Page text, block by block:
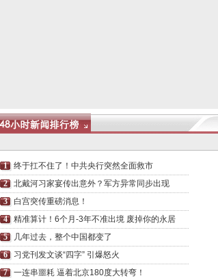
终于扛不住了！中共央行突然全面救市
北戴河习家宴传出意外？军方异常同步出现
白宫突传重磅消息！
精准算计！6个月-3年不准出境 废掉你的永居
几年过去，整个中国都变了
习党刊发文谈“四字” 引爆怒火
一连串噩耗 逼着北京180度大转弯！